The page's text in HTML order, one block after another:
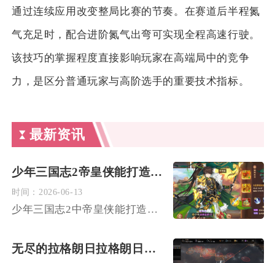
通过连续应用改变整局比赛的节奏。在赛道后半程氮
气充足时，配合进阶氮气出弯可实现全程高速行驶。
该技巧的掌握程度直接影响玩家在高端局中的竞争
力，是区分普通玩家与高阶选手的重要技术指标。
最新资讯
少年三国志2帝皇侠能打造出哪些强大的阵容
时间： 2026-06-13
少年三国志2中帝皇侠能打造出兼具单点爆发与全屏控场的顶级阵容...
无尽的拉格朗日拉格朗日矿船为何可携带721